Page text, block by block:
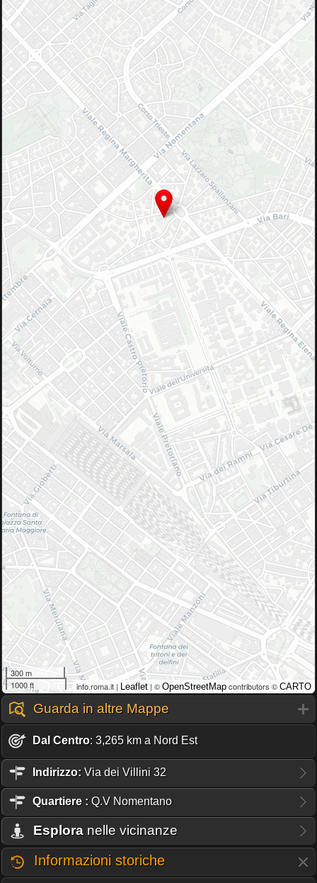
300 m
1000 ft
info.roma.it | Leaflet| © OpenStreetMap contributors © CARTO
Guarda in altre Mappe
Dal Centro: 3,265 km a Nord Est
Indirizzo: Via dei Villini 32
Quartiere : Q.V Nomentano
Esplora nelle vicinanze
Informazioni storiche